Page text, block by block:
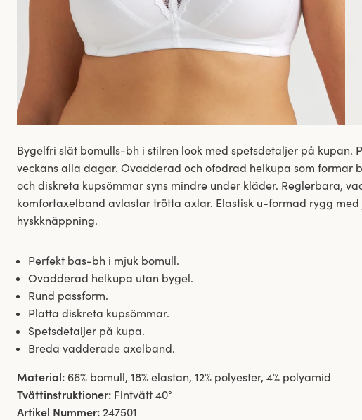
Bygelfri slät bomulls-bh i stilren look med spetsdetaljer på kupan.
veckans alla dagar. Ovadderad och ofodrad helkupa som formar
och diskreta kupsömmar syns mindre under kläder. Reglerbara,
komfortaxelband avlastar trötta axlar. Elastisk u-formad rygg
hyskknäppning.
Perfekt bas-bh i mjuk bomull.
Ovadderad helkupa utan bygel.
Rund passform.
Platta diskreta kupsömmar.
Spetsdetaljer på kupa.
Breda vadderade axelband.
Material: 66% bomull, 18% elastan, 12% polyester, 4% polyamid
Tvättinstruktioner: Fintvätt 40°
Artikel Nummer: 247501